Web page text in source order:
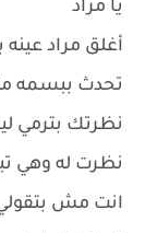
يا مراد
أغلق مراد
تحدث ببسمه
نظرتك بترمي
نظرت له وهي
انت مش